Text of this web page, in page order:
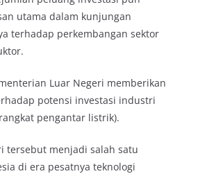
utama dalam kunjungan
terhadap perkembangan sektor
Luar Negeri memberikan
potensi investasi industri
pengantar listrik).
tersebut menjadi salah satu
di era pesatnya teknologi